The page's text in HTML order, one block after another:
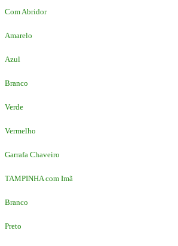
Com Abridor
Amarelo
Azul
Branco
Verde
Vermelho
Garrafa Chaveiro
TAMPINHA com Imã
Branco
Preto